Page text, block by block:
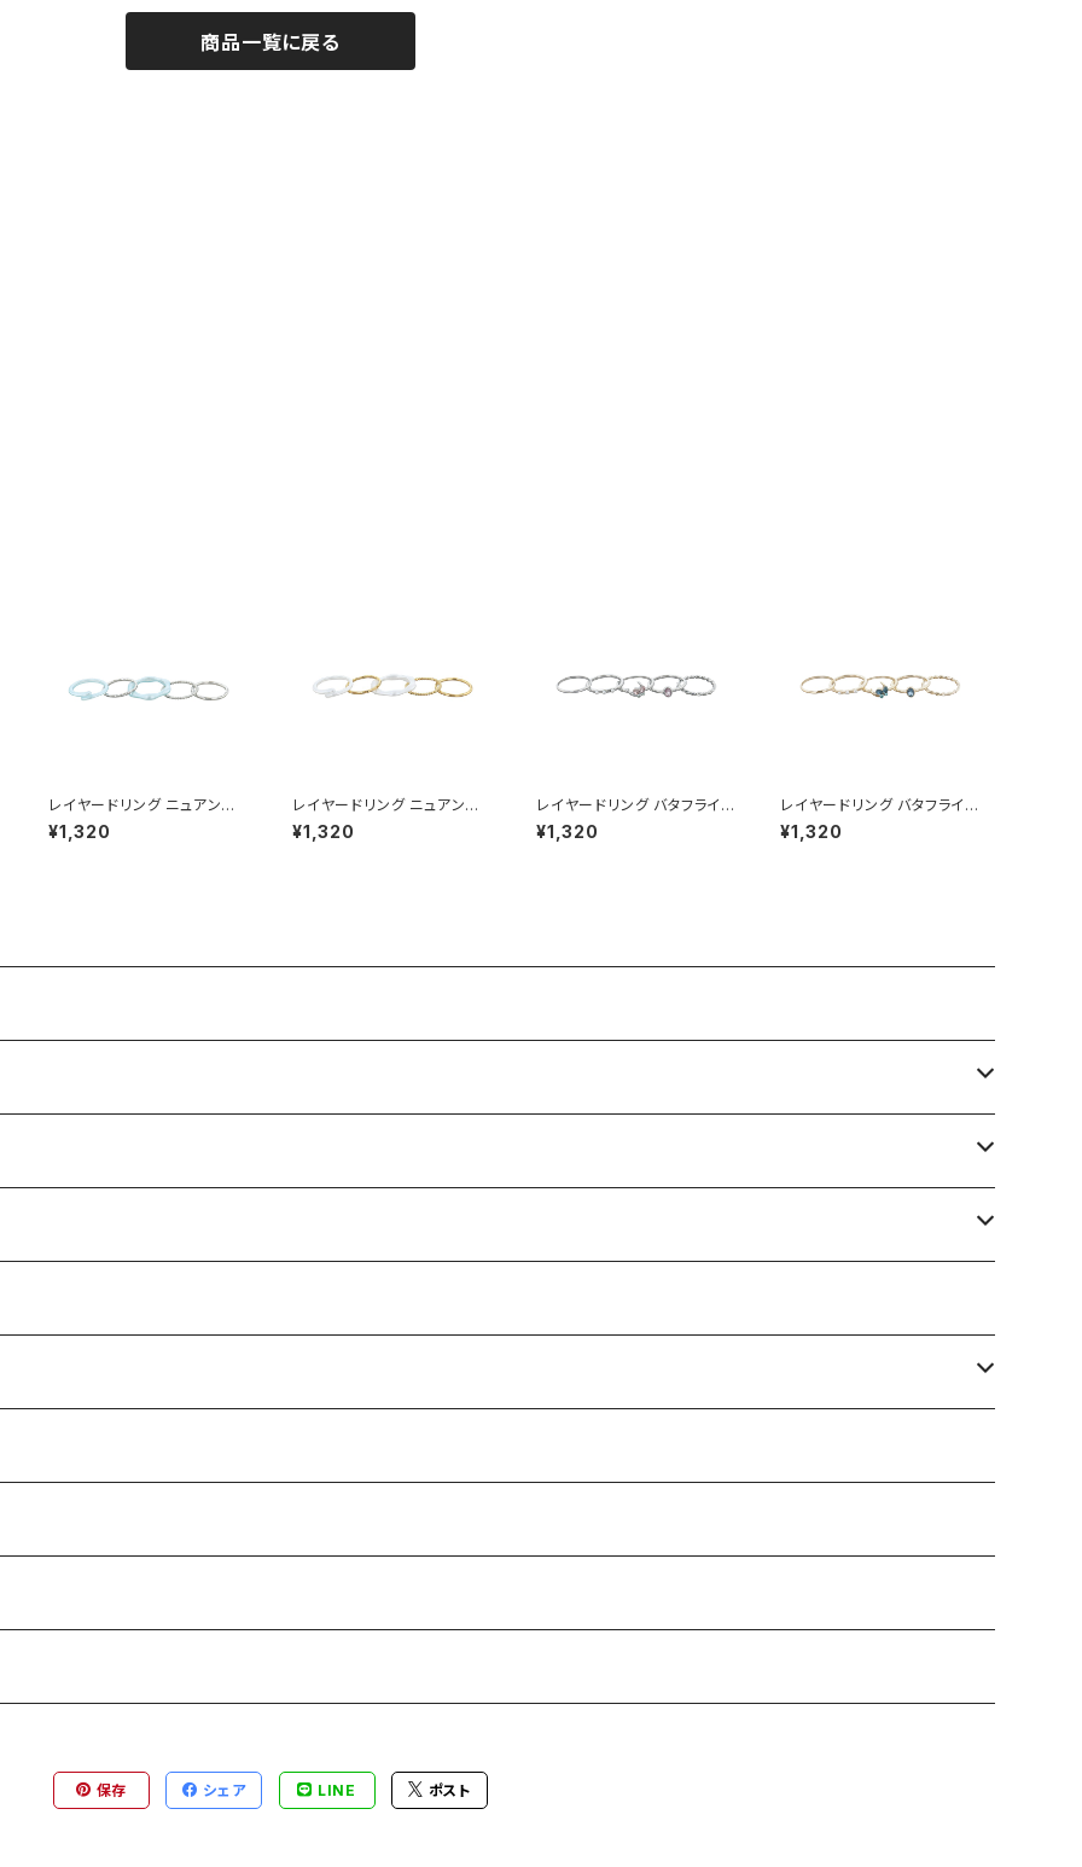
商品一覧に戻る
レイヤードリング ニュアンス
AAR0435-SV（シルバー）
¥1,320
レイヤードリング ニュアンス
AAR0435-GD（ゴールド）
¥1,320
レイヤードリング バタフライ A
AR0434-SV（シルバー）
¥1,320
レイヤードリング バタフライ A
AR0434-CP（シャンパンゴ
ールド）
¥1,320
保存 シェア LINE ポスト